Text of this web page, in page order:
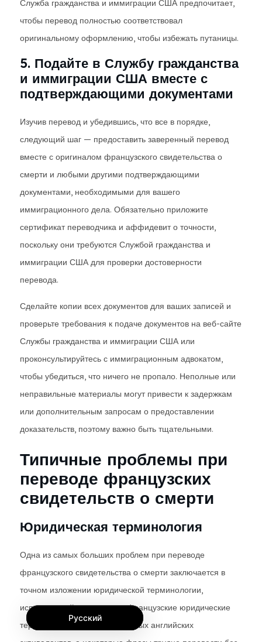
Служба гражданства и иммиграции США предпочитает,
чтобы перевод полностью соответствовал
оригинальному оформлению, чтобы избежать путаницы.
5. Подайте в Службу гражданства
и иммиграции США вместе с
подтверждающими документами
Изучив перевод и убедившись, что все в порядке,
следующий шаг — предоставить заверенный перевод
вместе с оригиналом французского свидетельства о
смерти и любыми другими подтверждающими
документами, необходимыми для вашего
иммиграционного дела. Обязательно приложите
сертификат переводчика и аффидевит о точности,
поскольку они требуются Службой гражданства и
иммиграции США для проверки достоверности
перевода.
Сделайте копии всех документов для ваших записей и
проверьте требования к подаче документов на веб-сайте
Службы гражданства и иммиграции США или
проконсультируйтесь с иммиграционным адвокатом,
чтобы убедиться, что ничего не пропало. Неполные или
неправильные материалы могут привести к задержкам
или дополнительным запросам о предоставлении
доказательств, поэтому важно быть тщательными.
Типичные проблемы при
переводе французских
свидетельств о смерти
Юридическая терминология
Одна из самых больших проблем при переводе
французского свидетельства о смерти заключается в
точном изложении юридической терминологии,
используемой в документе. Французские юридические
термины часто не имеют прямых английских
Русский